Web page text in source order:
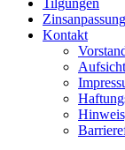
Tilgungen
Kontakt